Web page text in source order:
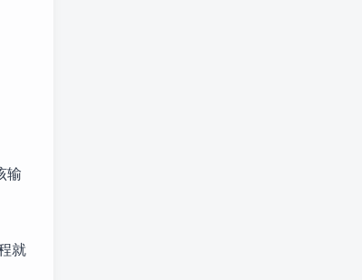
+--------+  |    +----------------+
输
就